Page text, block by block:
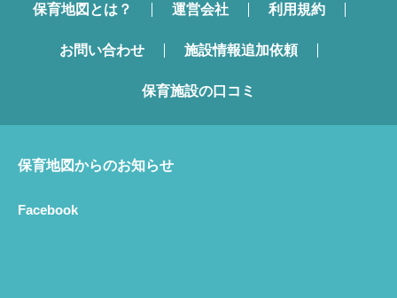
保育地図とは？ 運営会社 利用規約
お問い合わせ 施設情報追加依頼
保育施設の口コミ
保育地図からのお知らせ
Facebook